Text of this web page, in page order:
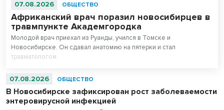
07.08.2026 ОБЩЕСТВО
Африканский врач поразил новосибирцев в
травмпункте Академгородка
Молодой врач приехал из Руанды, учился в Томске и
Новосибирске. Он сдавал анатомию на пятерки и стал
травматологом.
07.08.2026 ОБЩЕСТВО
В Новосибирске зафиксирован рост заболеваемости
энтеровирусной инфекцией